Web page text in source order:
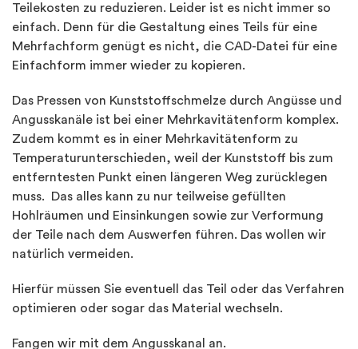
Teilekosten zu reduzieren. Leider ist es nicht immer so
einfach. Denn für die Gestaltung eines Teils für eine
Mehrfachform genügt es nicht, die CAD-Datei für eine
Einfachform immer wieder zu kopieren.
Das Pressen von Kunststoffschmelze durch Angüsse und
Angusskanäle ist bei einer Mehrkavitätenform komplex.
Zudem kommt es in einer Mehrkavitätenform zu
Temperaturunterschieden, weil der Kunststoff bis zum
entferntesten Punkt einen längeren Weg zurücklegen
muss. Das alles kann zu nur teilweise gefüllten
Hohlräumen und Einsinkungen sowie zur Verformung
der Teile nach dem Auswerfen führen. Das wollen wir
natürlich vermeiden.
Hierfür müssen Sie eventuell das Teil oder das Verfahren
optimieren oder sogar das Material wechseln.
Fangen wir mit dem Angusskanal an.